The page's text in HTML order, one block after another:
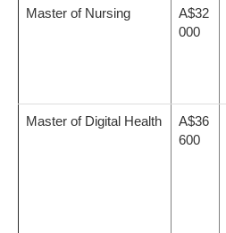
Master of Nursing
A$32
000
Master of Digital Health
A$36
600